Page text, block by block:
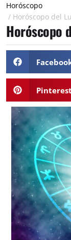
Horóscopo
/ Horóscopo del
Horóscopo
Pinterest